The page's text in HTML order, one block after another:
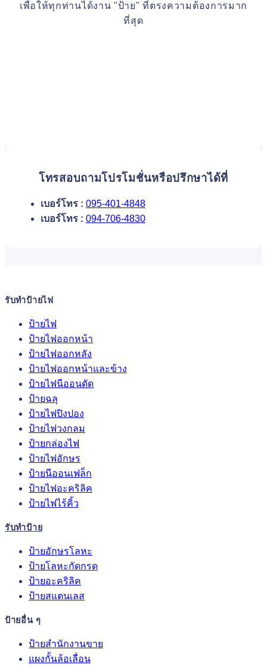
เพื่อให้ทุกท่านได้งาน "ป้าย" ที่ตรงความต้องการมาก
ที่สุด
โทรสอบถามโปรโมชั่นหรือปรึกษาได้ที่
เบอร์โทร : 095-401-4848
เบอร์โทร : 094-706-4830
รับทำป้ายไฟ
ป้ายไฟ
ป้ายไฟออกหน้า
ป้ายไฟออกหลัง
ป้ายไฟออกหน้าและข้าง
ป้ายไฟนีออนดัด
ป้ายฉลุ
ป้ายไฟปิงปอง
ป้ายไฟวงกลม
ป้ายกล่องไฟ
ป้ายไฟอักษร
ป้ายนีออนเฟล็ก
ป้ายไฟอะคริลิค
ป้ายไฟไร้คิ้ว
รับทำป้าย
ป้ายอักษรโลหะ
ป้ายโลหะกัดกรด
ป้ายอะคริลิค
ป้ายสแตนเลส
ป้ายอื่น ๆ
ป้ายสำนักงานขาย
แผงกั้นล้อเลื่อน